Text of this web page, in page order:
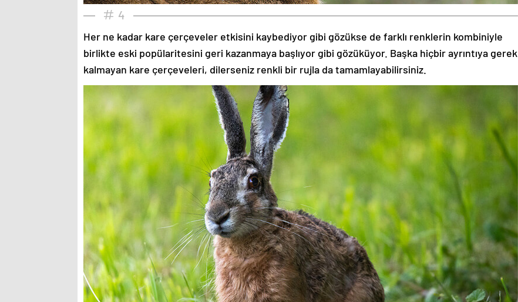
4
Her ne kadar kare çerçeveler etkisini kaybediyor gibi gözükse de farklı renklerin kombiniyle
birlikte eski popülaritesini geri kazanmaya başlıyor gibi gözüküyor. Başka hiçbir ayrıntıya gerek
kalmayan kare çerçeveleri, dilerseniz renkli bir rujla da tamamlayabilirsiniz.